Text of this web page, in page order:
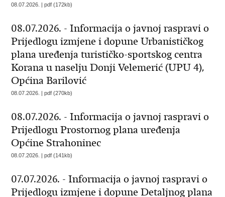
08.07.2026. | pdf (172kb)
08.07.2026. - Informacija o javnoj raspravi o
Prijedlogu izmjene i dopune Urbanističkog
plana uređenja turističko-sportskog centra
Korana u naselju Donji Velemerić (UPU 4),
Općina Barilović
08.07.2026. | pdf (270kb)
08.07.2026. - Informacija o javnoj raspravi o
Prijedlogu Prostornog plana uređenja
Općine Strahoninec
08.07.2026. | pdf (141kb)
07.07.2026. - Informacija o javnoj raspravi o
Prijedlogu izmjene i dopune Detaljnog plana